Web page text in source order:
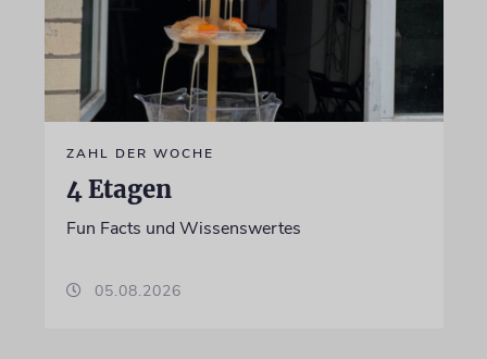
ZAHL DER WOCHE
4 Etagen
Fun Facts und Wissenswertes
05.08.2026